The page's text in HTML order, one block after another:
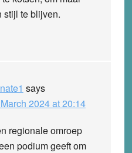
stijl te blijven.
says
2024 at 20:14
regionale omroep
podium geeft om